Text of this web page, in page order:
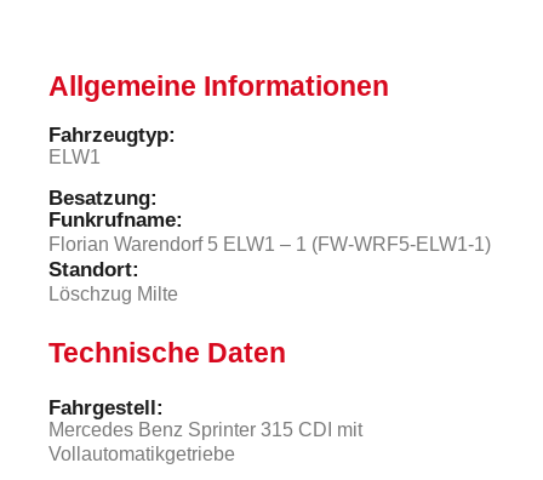
Allgemeine Informationen
Fahrzeugtyp:
ELW1
Besatzung:
Funkrufname:
Florian Warendorf 5 ELW1 – 1 (FW-WRF5-ELW1-1)
Standort:
Löschzug Milte
Technische Daten
Fahrgestell:​
Mercedes Benz Sprinter 315 CDI mit
Vollautomatikgetriebe